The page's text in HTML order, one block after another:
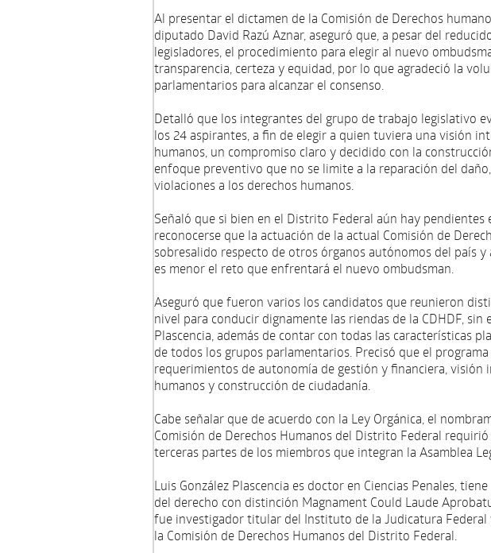
Al presentar el dictamen de la Comisión de Derechos
diputado David Razú Aznar, aseguró que, a pesar del
legisladores, el procedimiento para elegir al nuevo
transparencia, certeza y equidad, por lo que agradeció la
parlamentarios para alcanzar el consenso.
Detalló que los integrantes del grupo de trabajo legislativo
los 24 aspirantes, a fin de elegir a quien tuviera una visión
humanos, un compromiso claro y decidido con la
enfoque preventivo que no se limite a la reparación del
violaciones a los derechos humanos.
Señaló que si bien en el Distrito Federal aún hay pendientes
reconocerse que la actuación de la actual Comisión de
sobresalido respecto de otros órganos autónomos del país
es menor el reto que enfrentará el nuevo ombudsman.
Aseguró que fueron varios los candidatos que reunieron
nivel para conducir dignamente las riendas de la CDHDF, sin
Plascencia, además de contar con todas las características
de todos los grupos parlamentarios. Precisó que el
requerimientos de autonomía de gestión y financiera, visión
humanos y construcción de ciudadanía.
Cabe señalar que de acuerdo con la Ley Orgánica, el
Comisión de Derechos Humanos del Distrito Federal
terceras partes de los miembros que integran la Asamblea
Luis González Plascencia es doctor en Ciencias Penales,
del derecho con distinción Magnament Could Laude
fue investigador titular del Instituto de la Judicatura Federal
la Comisión de Derechos Humanos del Distrito Federal.